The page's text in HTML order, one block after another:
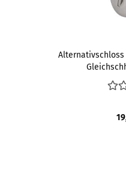
Alternativschloss